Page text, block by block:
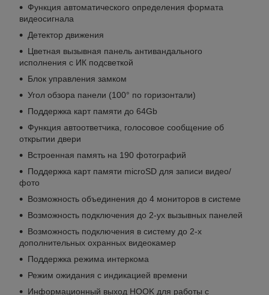
Функция автоматического определения формата
видеосигнала
Детектор движения
Цветная вызывная панель антивандального
исполнения с ИК подсветкой
Блок управления замком
Угол обзора панели (100° по горизонтали)
Поддержка карт памяти до 64Gb
Функция автоответчика, голосовое сообщение об
открытии двери
Встроенная память на 190 фотографий
Поддержка карт памяти microSD для записи видео/
фото
Возможность объединения до 4 мониторов в системе
Возможность подключения до 2-ух вызывных панелей
Возможность подключения в систему до 2-х
дополнительных охранных видеокамер
Поддержка режима интеркома
Режим ожидания с индикацией времени
Информационный выход HOOK для работы с